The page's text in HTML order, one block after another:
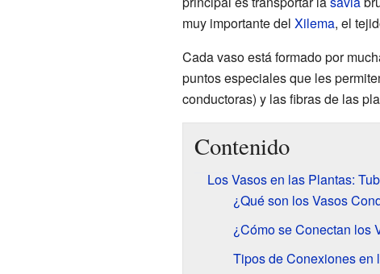
muy importante del Xilema, el
Cada vaso está formado por
puntos especiales que les
conductoras) y las fibras de las
Contenido
Los Vasos en las Plantas:
¿Qué son los Vasos
¿Cómo se Conectan los
Tipos de Conexiones en